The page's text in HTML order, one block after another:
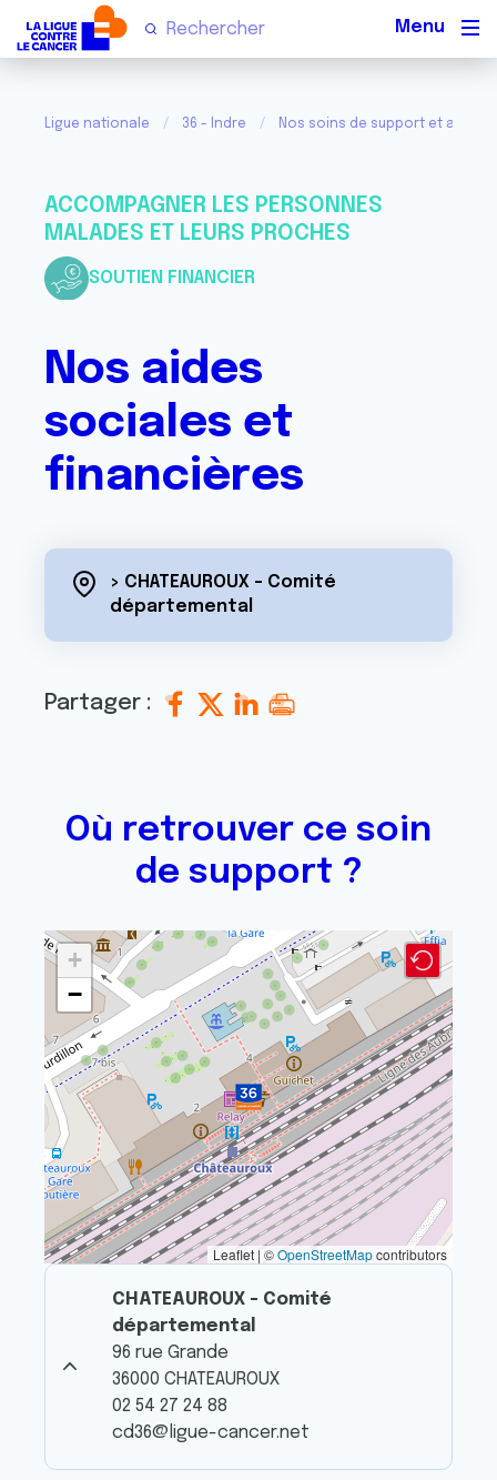
Ligue nationale 36 - Indre Nos soins de support et
ACCOMPAGNER LES PERSONNES
MALADES ET LEURS PROCHES
SOUTIEN FINANCIER
Nos aides
sociales et
financières
> CHATEAUROUX - Comité
départemental
Partager :
Où retrouver ce soin
de support ?
+
−
Leaflet | ©OpenStreetMapcontributors
CHATEAUROUX - Comité
départemental
96 rue Grande
36000 CHATEAUROUX
02 54 27 24 88
cd36@ligue-cancer.net